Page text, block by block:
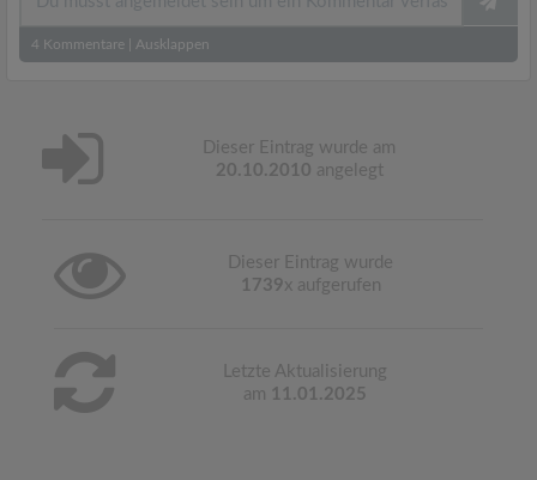
4 Kommentare Ausklappen
Dieser Eintrag wurde am
20.10.2010 angelegt
Dieser Eintrag wurde
1739x aufgerufen
Letzte Aktualisierung
am 11.01.2025